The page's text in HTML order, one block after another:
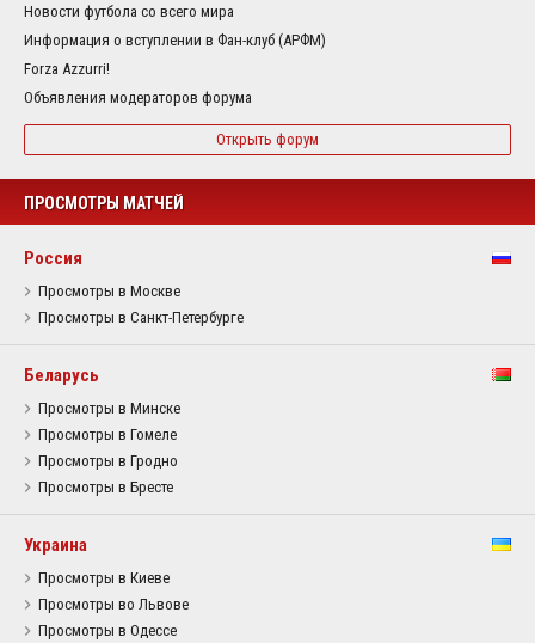
Новости футбола со всего мира
Информация о вступлении в Фан-клуб (АРФМ)
Forza Azzurri!
Объявления модераторов форума
Открыть форум
ПРОСМОТРЫ МАТЧЕЙ
Россия
Просмотры в Москве
Просмотры в Санкт-Петербурге
Беларусь
Просмотры в Минске
Просмотры в Гомеле
Просмотры в Гродно
Просмотры в Бресте
Украина
Просмотры в Киеве
Просмотры во Львове
Просмотры в Одессе